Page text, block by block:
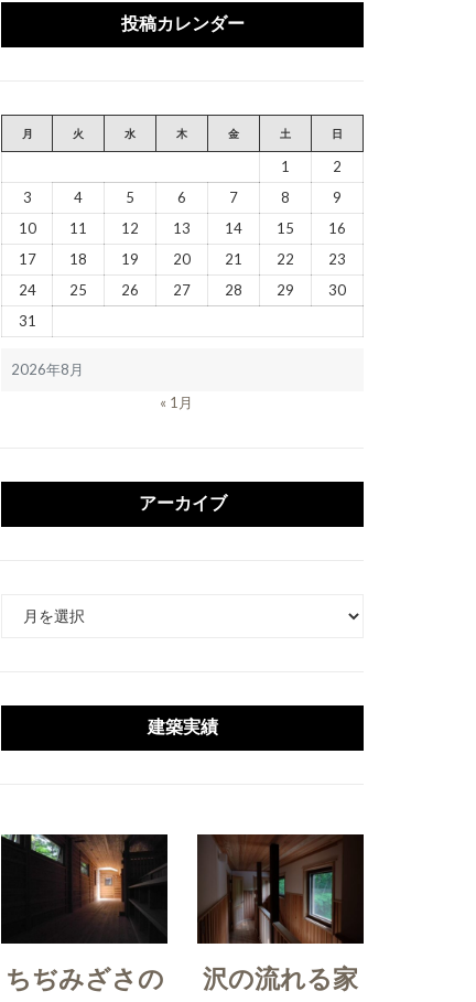
投稿カレンダー
2026年8月
月 火 水 木 金 土 日
1
2
3
4 5 6 7 8
9
10
11 12 13 14 15
16
17
18 19 20 21 22
23
24
25 26 27 28 29
30
31
« 1月
アーカイブ
建築実績
ちぢみざさの
沢の流れる家